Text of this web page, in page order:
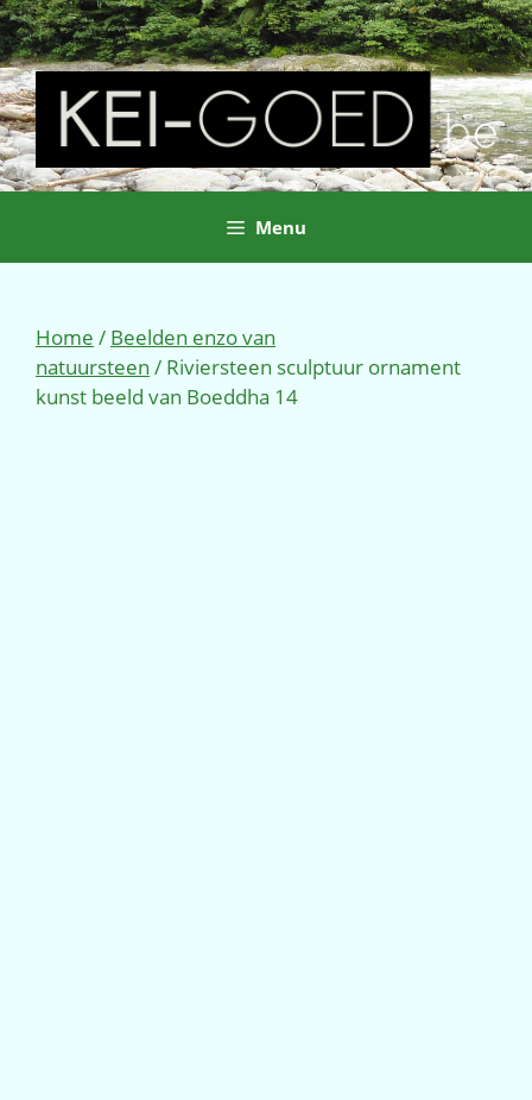
Ga
naar
de
inhoud
Menu
Home / Beelden enzo van
natuursteen / Riviersteen sculptuur ornament
kunst beeld van Boeddha 14